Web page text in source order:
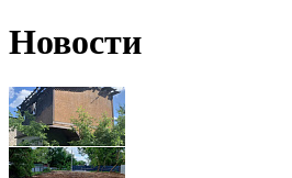
Новости